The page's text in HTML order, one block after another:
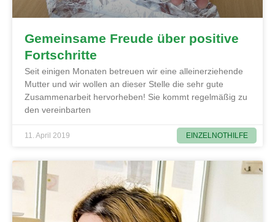
EINZELNOTHILFE
Gemeinsame Freude über positive
Fortschritte
Seit einigen Monaten betreuen wir eine alleinerziehende
Mutter und wir wollen an dieser Stelle die sehr gute
Zusammenarbeit hervorheben! Sie kommt regelmäßig zu
den vereinbarten
11. April 2019